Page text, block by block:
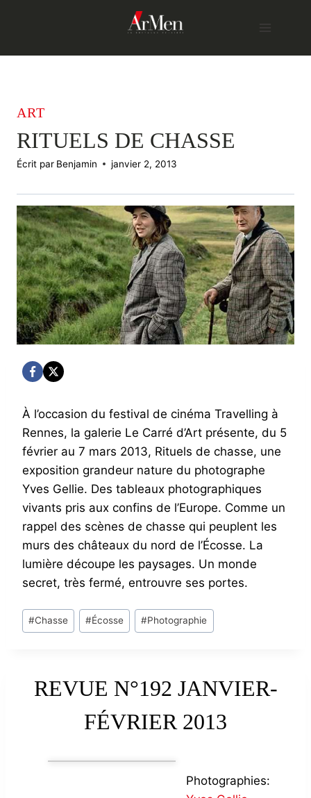
ART
RITUELS DE CHASSE
Écrit par Benjamin janvier 2, 2013
À l’occasion du festival de cinéma Travelling à
Rennes, la galerie Le Carré d’Art présente, du 5
février au 7 mars 2013, Rituels de chasse, une
exposition grandeur nature du photographe
Yves Gellie. Des tableaux photographiques
vivants pris aux confins de l’Europe. Comme un
rappel des scènes de chasse qui peuplent les
murs des châteaux du nord de l’Écosse. La
lumière découpe les paysages. Un monde
secret, très fermé, entrouvre ses portes.
Post
Tags:
#Chasse #Écosse #Photographie
REVUE N°192 JANVIER-
FÉVRIER 2013
Photographies: